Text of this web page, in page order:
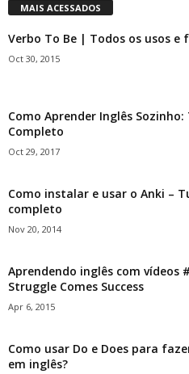
MAIS ACESSADOS
Verbo To Be | Todos os usos e
Oct 30, 2015
Como Aprender Inglês
Completo
Oct 29, 2017
Como instalar e usar o Anki –
completo
Nov 20, 2014
Aprendendo inglês com vídeos
Struggle Comes Success
Apr 6, 2015
Como usar Do e Does para
em inglês?